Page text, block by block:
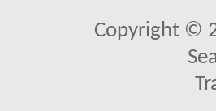
Copyright ©